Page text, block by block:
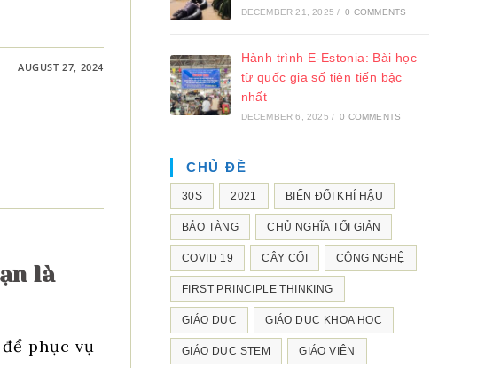
AUGUST 27, 2024
là
phục vụ
DECEMBER 21, 2025 / 0 COMMENTS
Hành trình E-Estonia: Bài học
từ quốc gia số tiên tiến bậc
nhất
DECEMBER 6, 2025 / 0 COMMENTS
CHỦ ĐỀ
30S 2021 BIẾN ĐỔI KHÍ HẬU
BẢO TÀNG CHỦ NGHĨA TỐI GIẢN
COVID 19 CÂY CỐI CÔNG NGHỆ
FIRST PRINCIPLE THINKING
GIÁO DỤC GIÁO DỤC KHOA HỌC
GIÁO DỤC STEM GIÁO VIÊN